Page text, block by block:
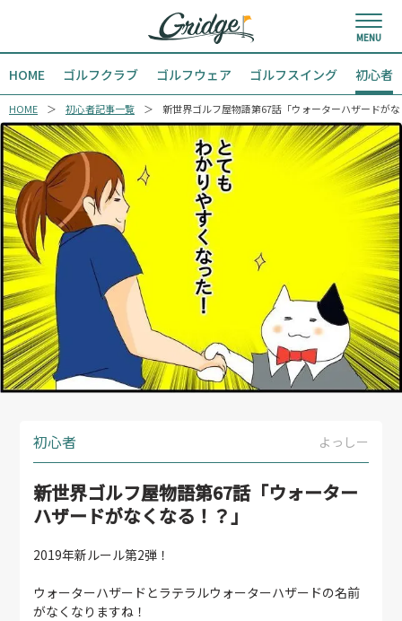
HOME ゴルフクラブ ゴルフウェア ゴルフスイング 初心者
HOME 初心者記事一覧 新世界ゴルフ屋物語第67話「ウォーターハザードが
初心者 よっしー
新世界ゴルフ屋物語第67話「ウォーター
ハザードがなくなる！？」
2019年新ルール第2弾！
ウォーターハザードとラテラルウォーターハザードの名前
がなくなりますね！